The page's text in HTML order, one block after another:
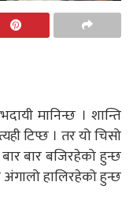
मानिन्छ । शान्ति
टिप्छ । तर यो चिसो
बार बजिरहेको हुन्छ
हालिरहेको हुन्छ